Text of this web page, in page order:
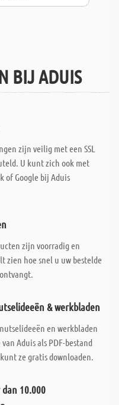
BIJ ADUIS
zijn veilig met een SSL
U kunt zich ook met
of Google bij Aduis
zijn voorradig en
zien hoe snel u uw bestelde
& werkbladen
en werkbladen
Aduis als PDF-bestand
ze gratis downloaden.
10.000